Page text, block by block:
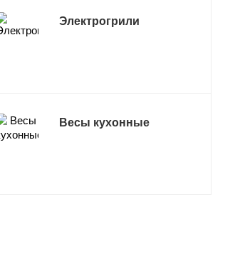
Электрогрили
Весы кухонные